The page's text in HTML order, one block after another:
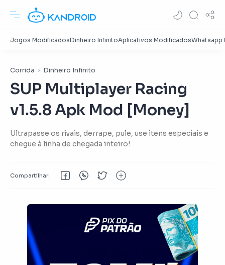
Corrida Dinheiro Infinito
SUP Multiplayer Racing
v1.5.8 Apk Mod [Money]
Ultrapasse os rivais, derrape, pule, use itens especiais e
chegue à linha de chegada inteiro!